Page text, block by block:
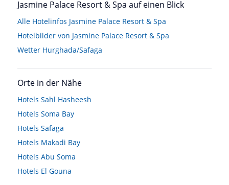
Jasmine Palace Resort & Spa auf einen Blick
Alle Hotelinfos Jasmine Palace Resort & Spa
Hotelbilder von Jasmine Palace Resort & Spa
Wetter Hurghada/Safaga
Orte in der Nähe
Hotels Sahl Hasheesh
Hotels Soma Bay
Hotels Safaga
Hotels Makadi Bay
Hotels Abu Soma
Hotels El Gouna